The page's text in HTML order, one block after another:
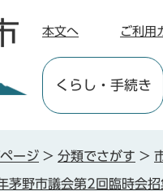
本文へ ご利用
くらし ・手続き
ージ > 分類でさがす >
茅野市議会第2回臨時会招